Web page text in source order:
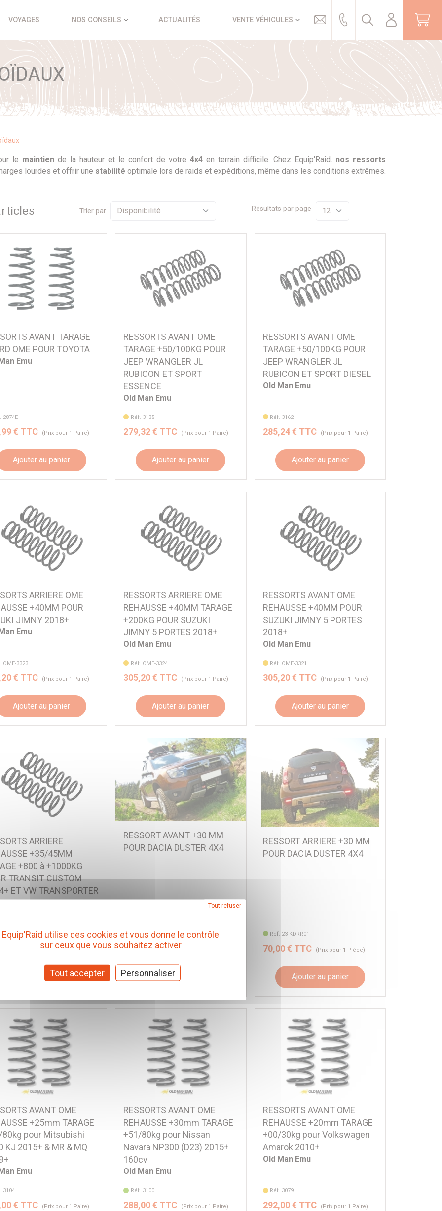
VOYAGES NOS CONSEILS ACTUALITÉS VENTE VÉHICULES
le maintien de la hauteur et le confort de votre 4x4 en terrain difficile. Chez Equip'Raid, nos ressorts
lourdes et offrir une stabilité optimale lors de raids et expéditions, même dans les conditions extrêmes.
s Trier par Résultats par page
AVANT TARAGE
OME POUR TOYOTA
Emu
2874E
€ TTC (Prix pour 1 Paire)
Ajouter au panier
RESSORTS AVANT OME
TARAGE +50/100KG POUR
JEEP WRANGLER JL
RUBICON ET SPORT
ESSENCE
Old Man Emu
Réf. 3135
279,32 € TTC (Prix pour 1 Paire)
Ajouter au panier
RESSORTS AVANT OME
TARAGE +50/100KG POUR
JEEP WRANGLER JL
RUBICON ET SPORT DIESEL
Old Man Emu
Réf. 3162
285,24 € TTC (Prix pour 1 Paire)
Ajouter au panier
ARRIERE OME
+40MM POUR
JIMNY 2018+
Emu
OME-3323
€ TTC (Prix pour 1 Paire)
Ajouter au panier
RESSORTS ARRIERE OME
REHAUSSE +40MM TARAGE
+200KG POUR SUZUKI
JIMNY 5 PORTES 2018+
Old Man Emu
Réf. OME-3324
305,20 € TTC (Prix pour 1 Paire)
Ajouter au panier
RESSORTS AVANT OME
REHAUSSE +40MM POUR
SUZUKI JIMNY 5 PORTES
2018+
Old Man Emu
Réf. OME-3321
305,20 € TTC (Prix pour 1 Paire)
Ajouter au panier
ARRIERE
+35/45MM
+800 à +1000KG
TRANSIT CUSTOM
ET VW TRANSPORTER
TAUFOR12
(Prix pour 1 Paire)
Ajouter au panier
RESSORT AVANT +30 MM
POUR DACIA DUSTER 4X4
Réf. 23-KDFR01
70,00 € TTC (Prix pour 1 Pièce)
Ajouter au panier
RESSORT ARRIERE +30 MM
POUR DACIA DUSTER 4X4
Réf. 23-KDRR01
70,00 € TTC (Prix pour 1 Pièce)
Ajouter au panier
AVANT OME
+25mm TARAGE
pour Mitsubishi
KJ 2015+ & MR & MQ
Emu
3104
€ TTC (Prix pour 1 Paire)
RESSORTS AVANT OME
REHAUSSE +30mm TARAGE
+51/80kg pour Nissan
Navara NP300 (D23) 2015+
160cv
Old Man Emu
Réf. 3100
288,00 € TTC (Prix pour 1 Paire)
RESSORTS AVANT OME
REHAUSSE +20mm TARAGE
+00/30kg pour Volkswagen
Amarok 2010+
Old Man Emu
Réf. 3079
292,00 € TTC (Prix pour 1 Paire)
Equip'Raid utilise des cookies et vous donne le contrôle
sur ceux que vous souhaitez activer
Tout accepter
Tout refuser
Personnaliser